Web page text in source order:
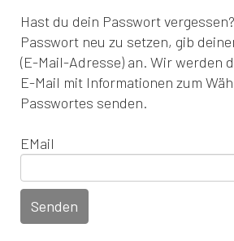
Hast du dein Passwort
Passwort neu zu setzen, gib
(E-Mail-Adresse) an. Wir werden
E-Mail mit Informationen zum
Passwortes senden.
EMail
Senden